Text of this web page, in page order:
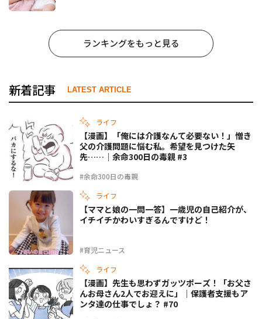
ランキングをもっと見る
新着記事 LATEST ARTICLE
ライフ
#余命300日の毒親
【漫画】「俺には介護なんて必要ない！」憎き
父の介護問題に悩む私。希望を見つけた矢
先……｜余命300日の毒親 #3
ライフ
#育児ニュース
【ママと娘の一問一答】一歳児の自己紹介が、
イチイチかわいすぎるんですけど！
ライフ
【漫画】先生も思わずガッツポーズ！「お父さ
んお母さん2人でお迎えに」｜保護者支援もア
ンタ達の仕事でしょ？ #70